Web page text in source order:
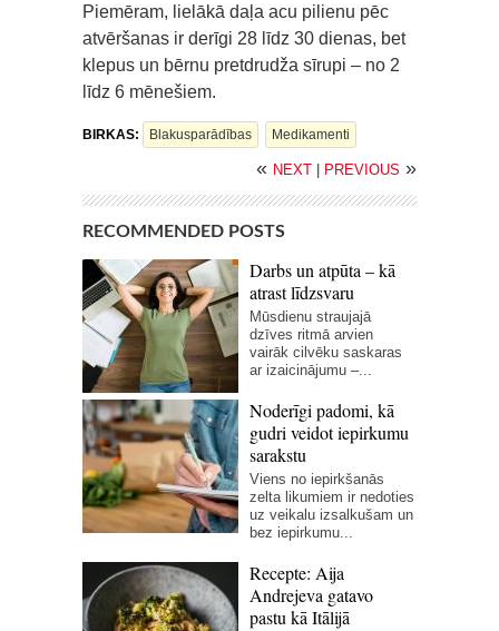
Piemēram, lielākā daļa acu pilienu pēc
atvēršanas ir derīgi 28 līdz 30 dienas, bet
klepus un bērnu pretdrudža sīrupi – no 2
līdz 6 mēnešiem.
BIRKAS: Blakusparādības Medikamenti
« NEXT PREVIOUS »
RECOMMENDED POSTS
Darbs un atpūta – kā
atrast līdzsvaru
Mūsdienu straujajā
dzīves ritmā arvien
vairāk cilvēku saskaras
ar izaicinājumu –...
Noderīgi padomi, kā
gudri veidot iepirkumu
sarakstu
Viens no iepirkšanās
zelta likumiem ir nedoties
uz veikalu izsalkušam un
bez iepirkumu...
Recepte: Aija
Andrejeva gatavo
pastu kā Itālijā